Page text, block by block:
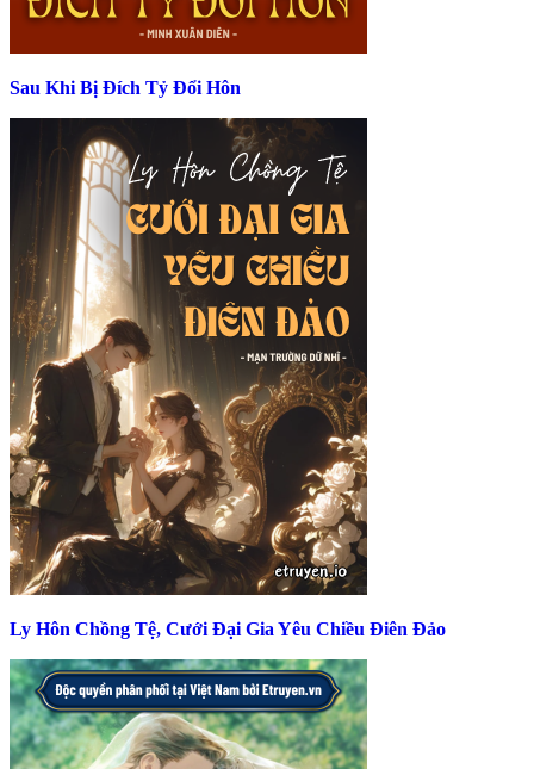
Sau Khi Bị Đích Tỷ Đổi Hôn
Ly Hôn Chồng Tệ, Cưới Đại Gia Yêu Chiều Điên Đảo